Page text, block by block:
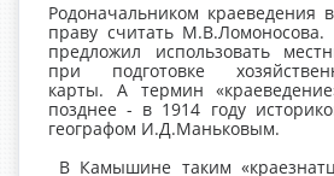
Родоначальником краеведения
праву считать
предложил использовать
при подготовке
карты. А термин
позднее - в 1914 году
географом И.Д.Маньковым.
В Камышине таким